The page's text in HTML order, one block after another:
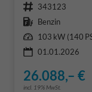
Fahrzeugnr. 343123
Kraftstoff Benzin
Leistung 103 kW (140
01.01.2026
26.088,– €
incl. 19% MwSt.